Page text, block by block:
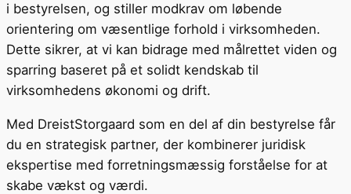
i bestyrelsen, og stiller modkrav om løbende
orientering om væsentlige forhold i virksomheden.
Dette sikrer, at vi kan bidrage med målrettet viden og
sparring baseret på et solidt kendskab til
virksomhedens økonomi og drift.
Med DreistStorgaard som en del af din bestyrelse får
du en strategisk partner, der kombinerer juridisk
ekspertise med forretningsmæssig forståelse for at
skabe vækst og værdi.